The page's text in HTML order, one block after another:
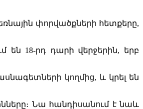
փորվածքների հետքերը,
են 18-րդ դարի վերջերին, երբ
կողմից, և կրել են
Նա հանդիսանում է նաև